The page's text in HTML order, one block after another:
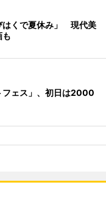
はくで夏休み」 現代美
も
フェス」、初日は2000